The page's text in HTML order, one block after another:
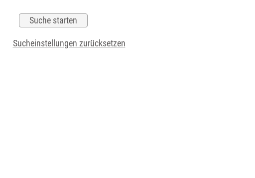
Sucheinstellungen zurücksetzen